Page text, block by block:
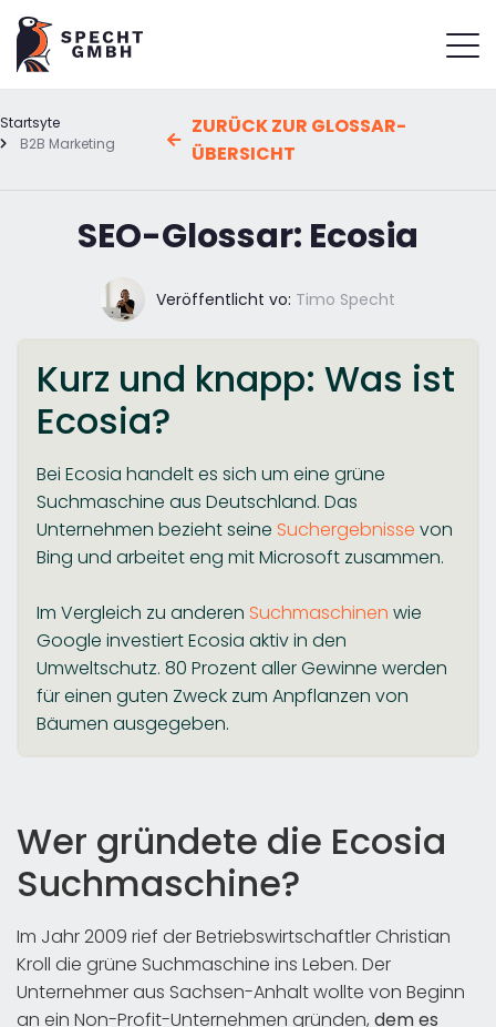
Startsyte
B2B Marketing
ZURÜCK ZUR GLOSSAR-
ÜBERSICHT
SEO-Glossar: Ecosia
Veröffentlicht vo: Timo Specht
Kurz und knapp: Was ist
Ecosia?
Bei Ecosia handelt es sich um eine grüne
Suchmaschine aus Deutschland. Das
Unternehmen bezieht seine Suchergebnisse von
Bing und arbeitet eng mit Microsoft zusammen.
Im Vergleich zu anderen Suchmaschinen wie
Google investiert Ecosia aktiv in den
Umweltschutz. 80 Prozent aller Gewinne werden
für einen guten Zweck zum Anpflanzen von
Bäumen ausgegeben.
Wer gründete die Ecosia
Suchmaschine?
Im Jahr 2009 rief der Betriebswirtschaftler Christian
Kroll die grüne Suchmaschine ins Leben. Der
Unternehmer aus Sachsen-Anhalt wollte von Beginn
an ein Non-Profit-Unternehmen gründen, dem es